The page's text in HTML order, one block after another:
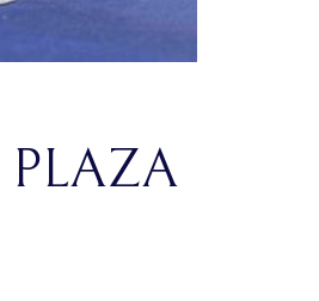
PLAZA